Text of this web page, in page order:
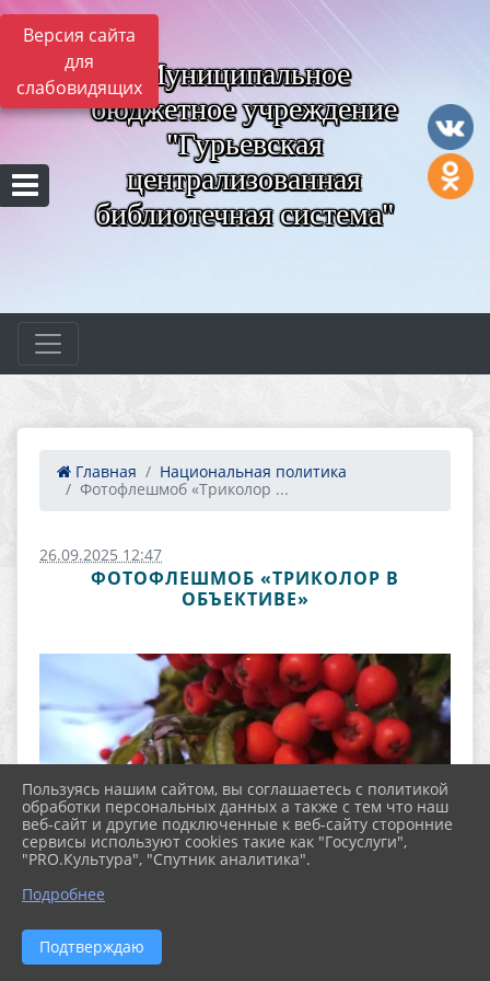
Версия сайта
для
слабовидящих Муниципальное
бюджетное учреждение
"Гурьевская
централизованная
библиотечная система"
Главная
Национальная политика
Фотофлешмоб «Триколор ...
26.09.2025 12:47
ФОТОФЛЕШМОБ «ТРИКОЛОР В
ОБЪЕКТИВЕ»
Пользуясь нашим сайтом, вы соглашаетесь с политикой
обработки персональных данных а также с тем что наш
веб-сайт и другие подключенные к веб-сайту сторонние
сервисы используют cookies такие как "Госуслуги",
"PRO.Культура", "Спутник аналитика".
Подробнее
Подтверждаю